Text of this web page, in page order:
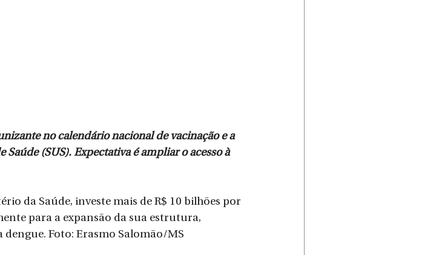
no calendário nacional de vacinação e a
(SUS). Expectativa é ampliar o acesso à
para a expansão da sua estrutura,
Foto: Erasmo Salomão/MS